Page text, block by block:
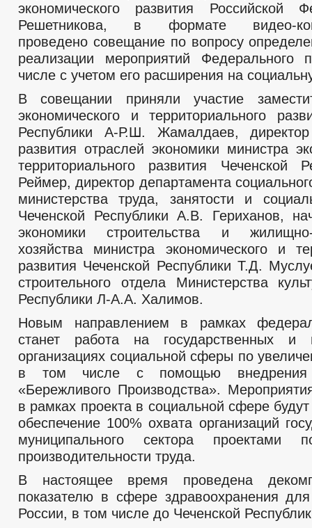
экономического развития Российской
Решетникова, в формате видео-
проведено совещание по вопросу
реализации мероприятий Федерального
числе с учетом его расширения на
В совещании приняли участие
экономического и территориального
Республики А-Р.Ш. Жамалдаев, директор
развития отраслей экономики министра
территориального развития Чеченской
Реймер, директор департамента
министерства труда, занятости и
Чеченской Республики А.В. Гериханов,
экономики строительства и жилищно-
хозяйства министра экономического и
развития Чеченской Республики Т.Д.
строительного отдела Министерства
Республики Л-А.А. Халимов.
Новым направлением в рамках
станет работа на государственных и
организациях социальной сферы по
в том числе с помощью внедрения
«Бережливого Производства».
в рамках проекта в социальной сфере
обеспечение 100% охвата организаций
муниципального сектора проектами
производительности труда.
В настоящее время проведена
показателю в сфере здравоохранения
России, в том числе до Чеченской